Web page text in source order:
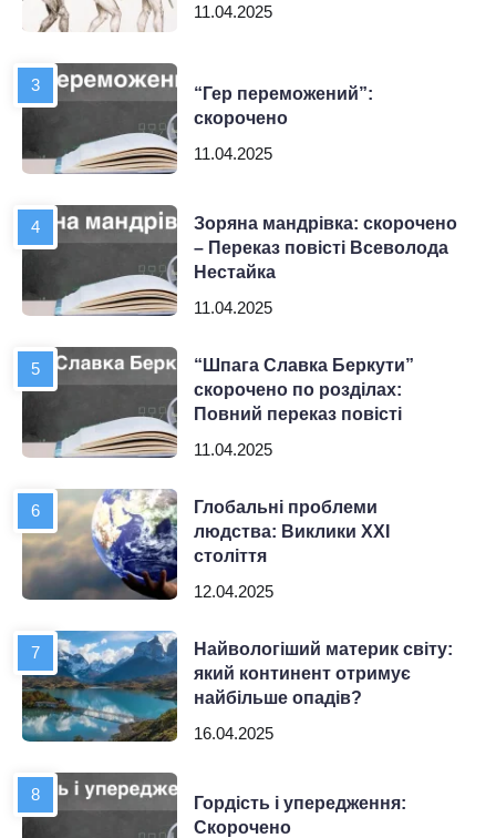
11.04.2025
“Гер переможений”:
скорочено
11.04.2025
Зоряна мандрівка: скорочено
– Переказ повісті Всеволода
Нестайка
11.04.2025
“Шпага Славка Беркути”
скорочено по розділах:
Повний переказ повісті
11.04.2025
Глобальні проблеми
людства: Виклики XXI
століття
12.04.2025
Найвологіший материк світу:
який континент отримує
найбільше опадів?
16.04.2025
Гордість і упередження:
Скорочено